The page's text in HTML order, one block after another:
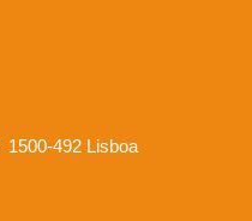
1500-492 Lisboa